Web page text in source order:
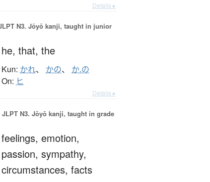
Details ▸
N3. Jōyō kanji, taught in junior
he, that, the
Kun: かれ、 かの、 か.の
On: ヒ
Details ▸
JLPT N3. Jōyō kanji, taught in grade
feelings, emotion,
passion, sympathy,
circumstances, facts